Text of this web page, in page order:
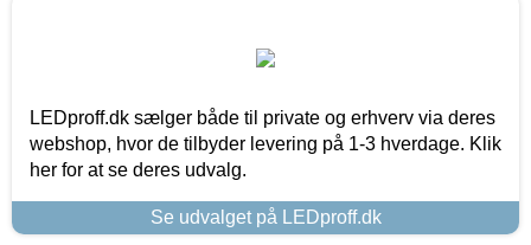
LEDproff.dk sælger både til private og erhverv via deres
webshop, hvor de tilbyder levering på 1-3 hverdage. Klik
her for at se deres udvalg.
Se udvalget på LEDproff.dk